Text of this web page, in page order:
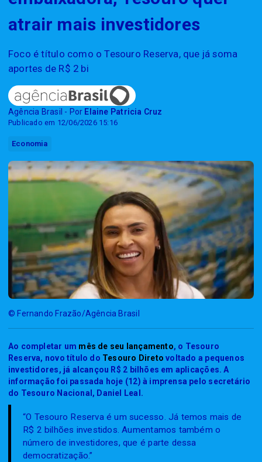
atrair mais investidores
Foco é título como o Tesouro Reserva, que já soma
aportes de R$ 2 bi
Agência Brasil - Por Elaine Patricia Cruz
Publicado em 12/06/2026 15:16
Economia
© Fernando Frazão/Agência Brasil
Ao completar um mês de seu lançamento, o Tesouro
Reserva, novo título do Tesouro Direto voltado a pequenos
investidores, já alcançou R$ 2 bilhões em aplicações. A
informação foi passada hoje (12) à imprensa pelo secretário
do Tesouro Nacional, Daniel Leal.
“O Tesouro Reserva é um sucesso. Já temos mais de
R$ 2 bilhões investidos. Aumentamos também o
número de investidores, que é parte dessa
democratização.”